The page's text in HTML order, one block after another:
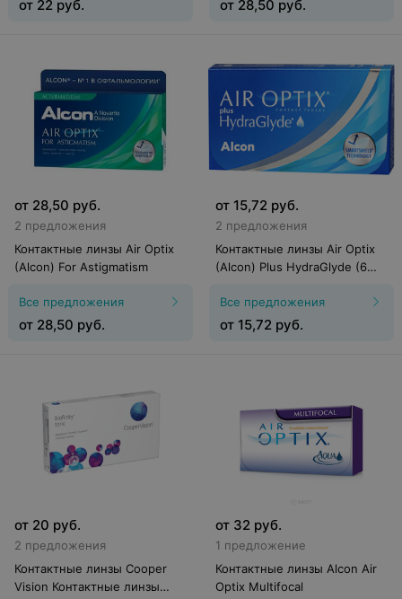
от 22 руб. от 28,50 руб.
от 28,50 руб.
2 предложения
Контактные линзы Air Optix
(Alcon) For Astigmatism
Все предложения
от 28,50 руб.
от 15,72 руб.
2 предложения
Контактные линзы Air Optix
(Alcon) Plus HydraGlyde (6
Все предложения
от 15,72 руб.
от 20 руб.
2 предложения
Контактные линзы Cooper
Vision Контактные линзы
от 32 руб.
1 предложение
Контактные линзы Alcon Air
Optix Multifocal